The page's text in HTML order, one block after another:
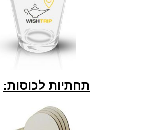
תחתיות לכוסות: